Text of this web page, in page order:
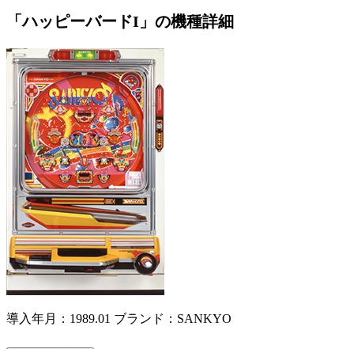
「ハッピーバードI」の機種詳細
導入年月：1989.01 ブランド：SANKYO